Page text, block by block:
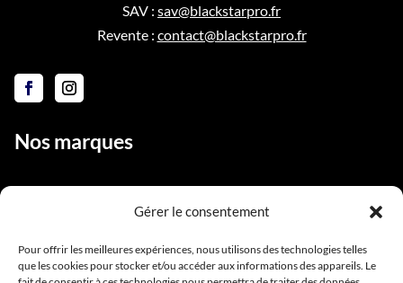
Gérer le consentement
Pour offrir les meilleures expériences, nous utilisons des technologies telles
que les cookies pour stocker et/ou accéder aux informations des appareils. Le
SAV : sav@blackstarpro.fr
Revente : contact@blackstarpro.fr
Nos marques
Notre équipe